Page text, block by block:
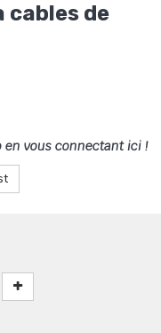
de
en vous connectant ici !